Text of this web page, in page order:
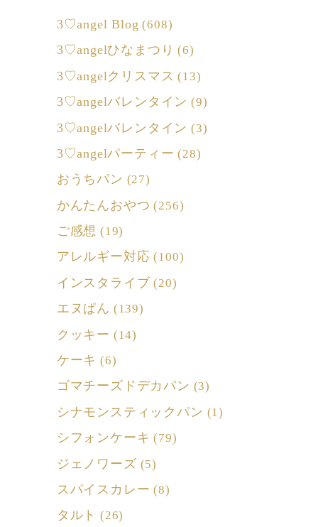
3♡angel Blog (608)
3♡angelひなまつり (6)
3♡angelクリスマス (13)
3♡angelバレンタイン (9)
3♡angelバレンタイン (3)
3♡angelパーティー (28)
おうちパン (27)
かんたんおやつ (256)
ご感想 (19)
アレルギー対応 (100)
インスタライブ (20)
エヌぱん (139)
クッキー (14)
ケーキ (6)
ゴマチーズドデカパン (3)
シナモンスティックパン (1)
シフォンケーキ (79)
ジェノワーズ (5)
スパイスカレー (8)
タルト (26)